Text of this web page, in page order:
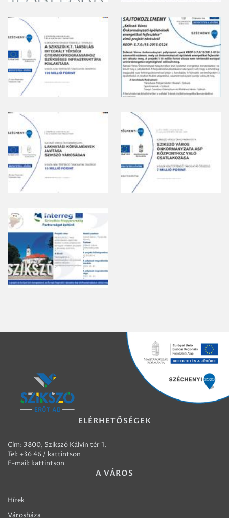
ELÉRHETŐSÉGEK
Cím: 3800, Szikszó Kálvin tér 1.
Tel: +36 46 / kattintson
E-mail: kattintson
A VÁROS
Hírek
Városháza